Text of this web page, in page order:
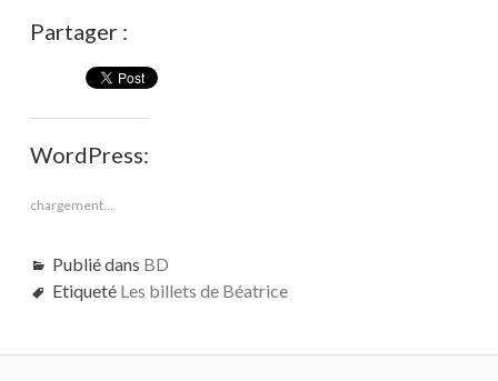
Partager :
WordPress:
chargement…
Publié dans BD
Etiqueté Les billets de Béatrice